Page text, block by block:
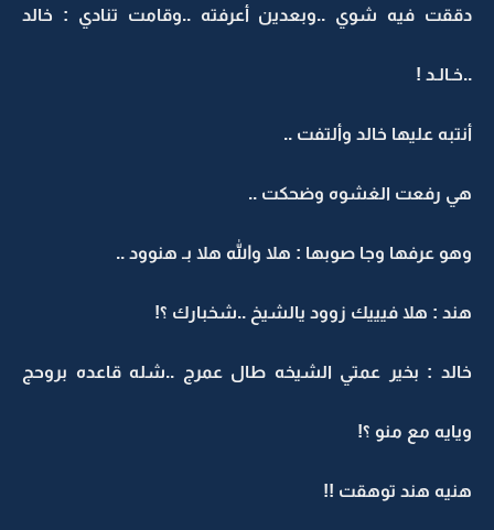
دققت فيه شوي ..وبعدين أعرفته ..وقامت تنادي : خالد
..خـالـد !
أنتبه عليها خالد وألتفت ..
هي رفعت الغشوه وضحكت ..
وهو عرفها وجا صوبها : هلا والله هلا بـ هنوود ..
هند : هلا فيييك زوود يالشيخ ..شخبارك ؟!
خالد : بخير عمتي الشيخه طال عمرج ..شله قاعده بروحج
ويايه مع منو ؟!
هنيه هند توهقت !!